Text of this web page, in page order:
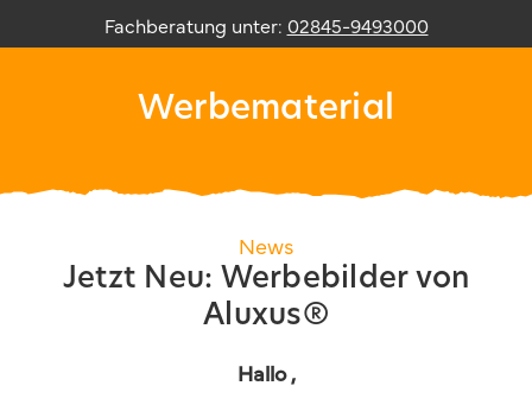
Inhalt
Fachberatung unter: 02845-9493000
Werbematerial
News
Jetzt Neu: Werbebilder von
Aluxus®
Hallo ,